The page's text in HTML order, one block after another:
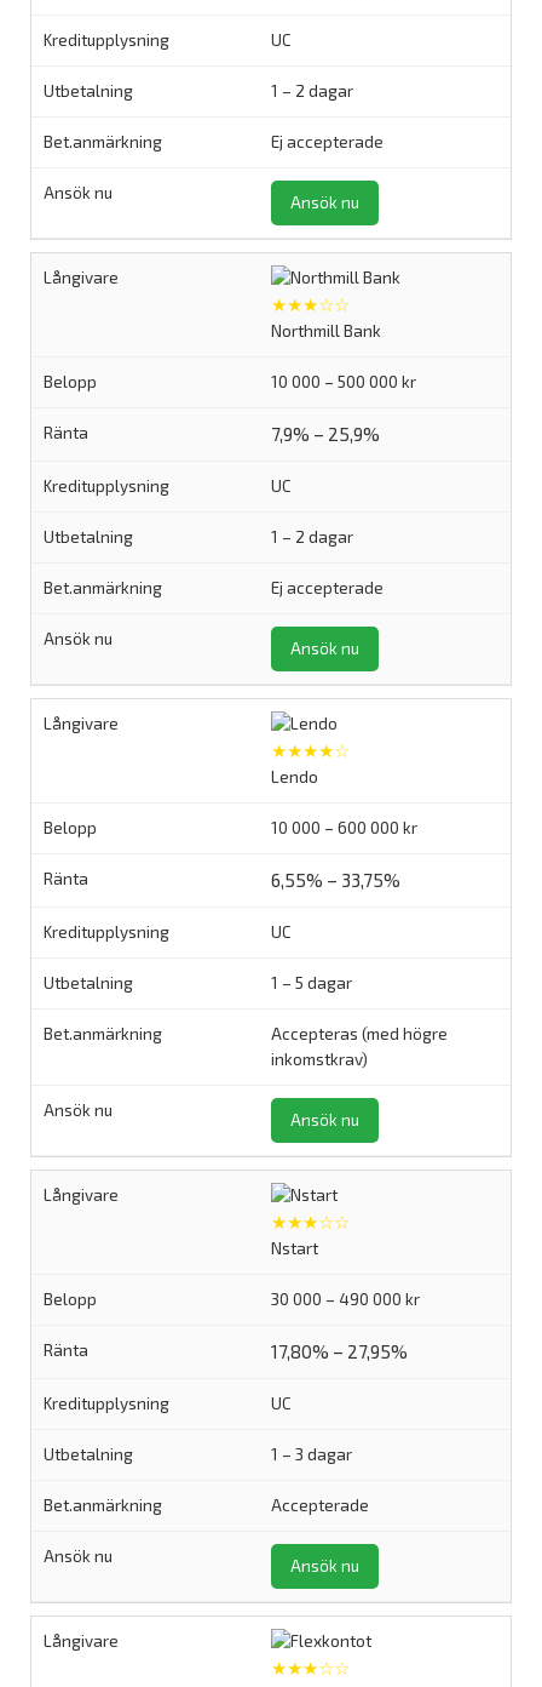
UC
1 – 2 dagar
Ej accepterade
Ansök nu
★★★☆☆
Northmill Bank
10 000 – 500 000 kr
7,9% – 25,9%
UC
1 – 2 dagar
Ej accepterade
Ansök nu
★★★★☆
Lendo
10 000 – 600 000 kr
6,55% – 33,75%
UC
1 – 5 dagar
Accepteras (med högre
inkomstkrav)
Ansök nu
★★★☆☆
Nstart
30 000 – 490 000 kr
17,80% – 27,95%
UC
1 – 3 dagar
Accepterade
Ansök nu
★★★☆☆